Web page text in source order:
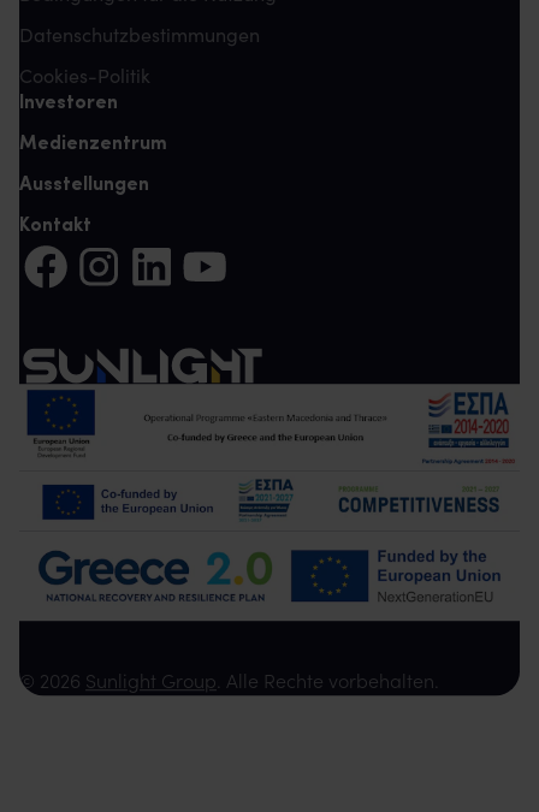
Datenschutzbestimmungen
Cookies-Politik
Investoren
Medienzentrum
Ausstellungen
Kontakt
Auf Facebook teilen (Es öffnet sich eine neue Registerkarte)
Auf Instagram teilen (Es öffnet sich eine neue
Auf LinkedIn teilen (Es öffnet sich eine neue
Auf YouTube teilen (Es öffnet sich eine
© 2026 Sunlight Group. Alle Rechte vorbehalten.